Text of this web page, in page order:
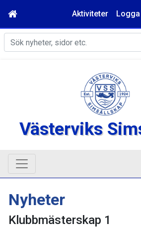
Aktiviteter Logga
Västerviks
Nyheter
Klubbmästerskap 1